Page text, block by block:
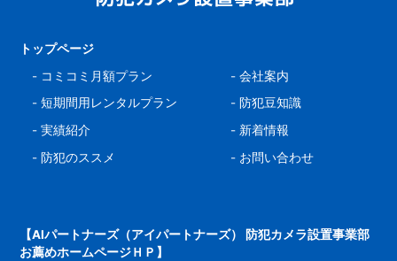
トップページ
- コミコミ月額プラン
-短期間用レンタルプラン
-実績紹介
- 防犯のススメ
-会社案内
- 防犯豆知識
- 新着情報
- お問い合わせ
【AIパートナーズ（アイパートナーズ） 防犯カメラ設置事業部
お薦めホームページＨＰ】